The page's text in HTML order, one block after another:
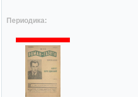
Периодика: